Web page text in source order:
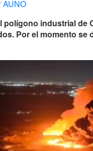
AUNO
industrial de
Por el momento